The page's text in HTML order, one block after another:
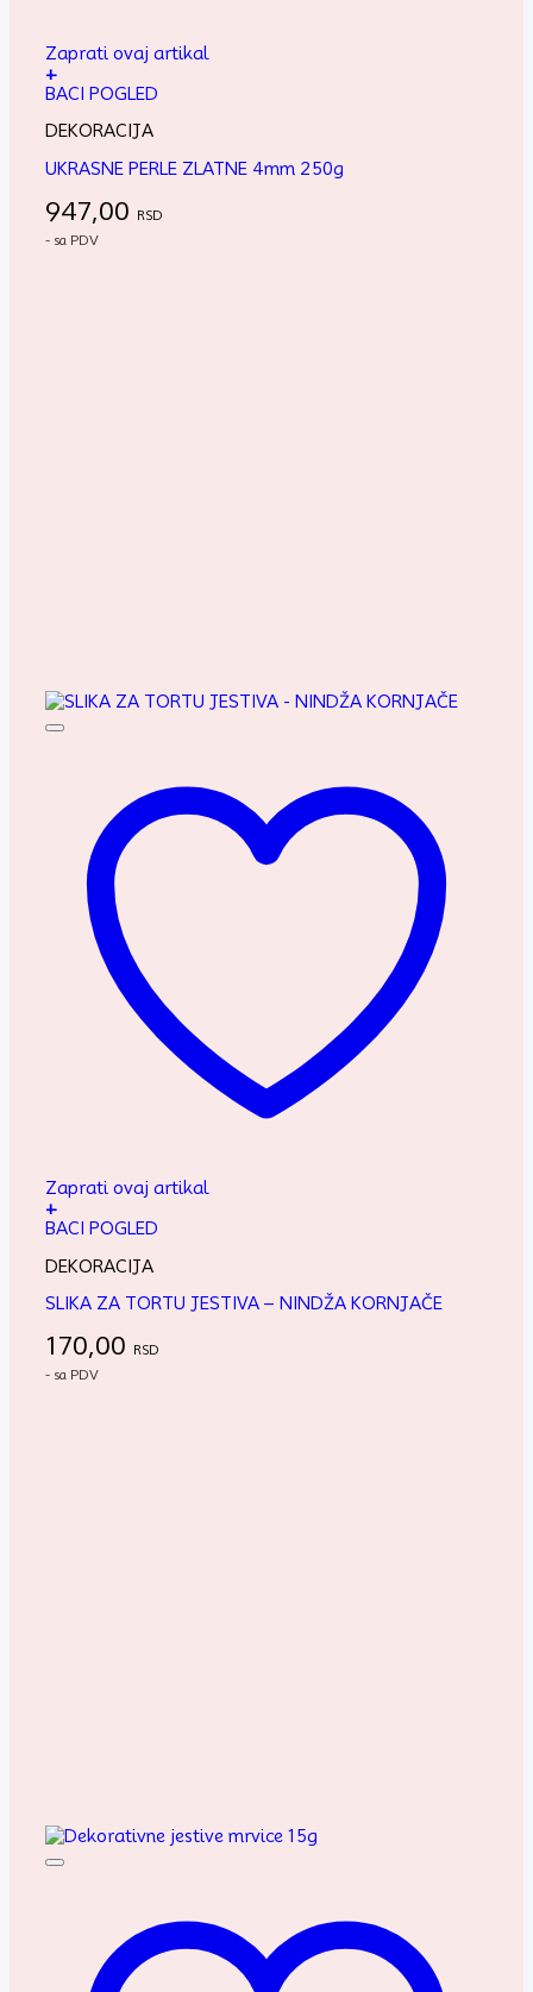
Zaprati ovaj artikal
+
BACI POGLED
DEKORACIJA
UKRASNE PERLE ZLATNE 4mm 250g
947,00 RSD
- sa PDV
Zaprati ovaj artikal
+
BACI POGLED
DEKORACIJA
SLIKA ZA TORTU JESTIVA – NINDŽA KORNJAČE
170,00 RSD
- sa PDV